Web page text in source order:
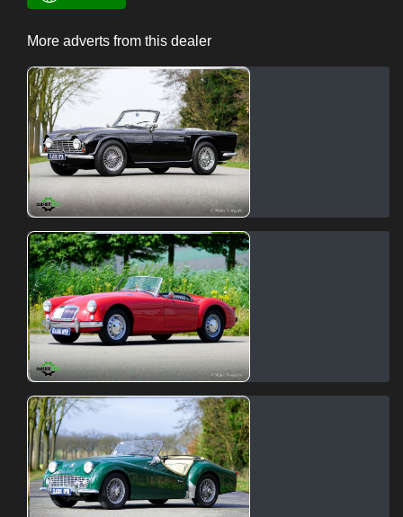
More adverts from this dealer